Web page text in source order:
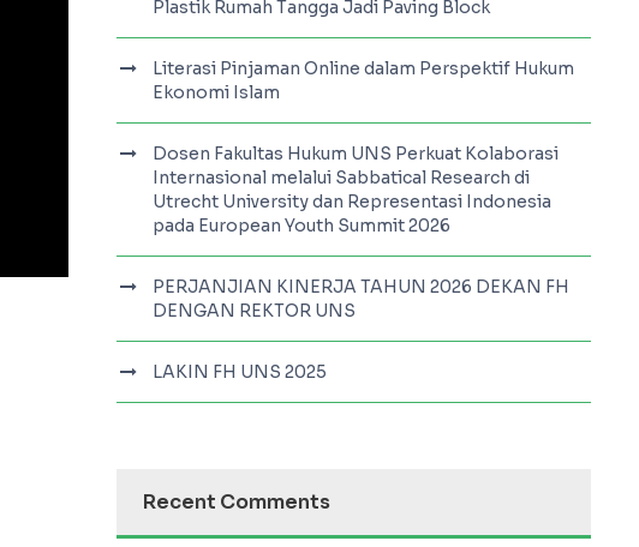
Plastik Rumah Tangga Jadi Paving Block
Literasi Pinjaman Online dalam Perspektif Hukum
Ekonomi Islam
Dosen Fakultas Hukum UNS Perkuat Kolaborasi
Internasional melalui Sabbatical Research di
Utrecht University dan Representasi Indonesia
pada European Youth Summit 2026
PERJANJIAN KINERJA TAHUN 2026 DEKAN FH
DENGAN REKTOR UNS
LAKIN FH UNS 2025
Recent Comments